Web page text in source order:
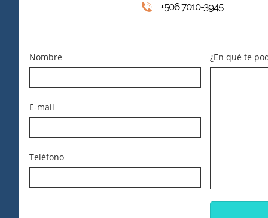
Nombre
E-mail
Teléfono
¿En qué te
 +506 7010-3945